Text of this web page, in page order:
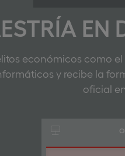
EN
económicos como
y recibe la
oficial